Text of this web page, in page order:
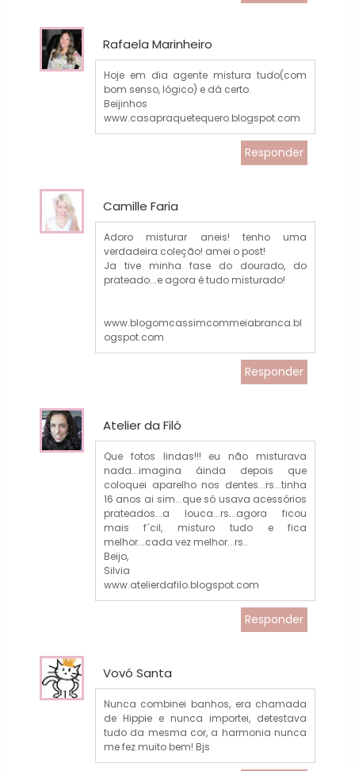
Rafaela Marinheiro
Hoje em dia agente mistura tudo(com
bom senso, lógico) e dá certo.
Beijinhos
www.casapraquetequero.blogspot.com
Responder
Camille Faria
Adoro misturar aneis! tenho uma
verdadeira coleção! amei o post!
Ja tive minha fase do dourado, do
prateado...e agora é tudo misturado!
www.blogomcassimcommeiabranca.bl
ogspot.com
Responder
Atelier da Filó
Que fotos lindas!!! eu não misturava
nada...imagina áinda depois que
coloquei aparelho nos dentes...rs...tinha
16 anos ai sim...que só usava acessórios
prateados...a louca...rs...agora ficou
mais f´cil, misturo tudo e fica
melhor...cada vez melhor...rs..
Beijo,
Silvia
www.atelierdafilo.blogspot.com
Responder
Vovó Santa
Nunca combinei banhos, era chamada
de Hippie e nunca importei, detestava
tudo da mesma cor, a harmonia nunca
me fez muito bem! Bjs